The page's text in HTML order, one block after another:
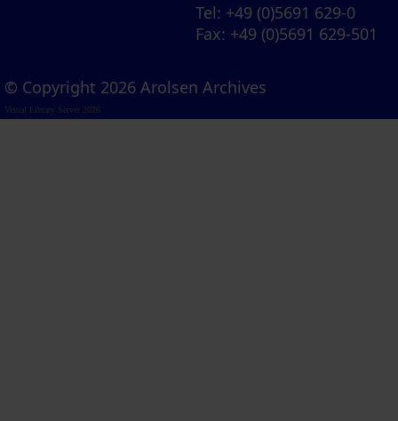
Tel: +49 (0)5691 629-0
Fax: +49 (0)5691 629-501
© Copyright 2026 Arolsen Archives
Visual Library Server 2026